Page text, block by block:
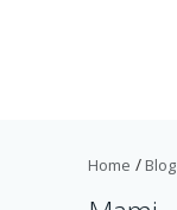
Home Blog